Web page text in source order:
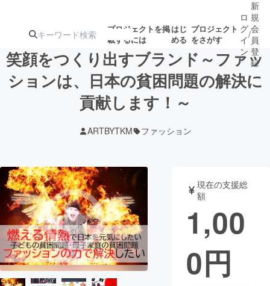
プロジェクトを掲
載するには
はじ
める
プロジェクト
をさがす
注目のリ 注目の新着プロ
ジェクト
募集終了が近いプ
ロジェクト
テクノロジー・ガジェット
映像・映画 書籍・雑誌
ビジネス・起業 チャレンジ
ロ
グ
イ
ン
/
新
規
会
員
登
録
笑顔をつくり出すブランド～ファッ
ションは、日本の貧困問題の解決に
貢献します！～
ARTBYTKM ファッション
現在の支援総
額
1,00
0円